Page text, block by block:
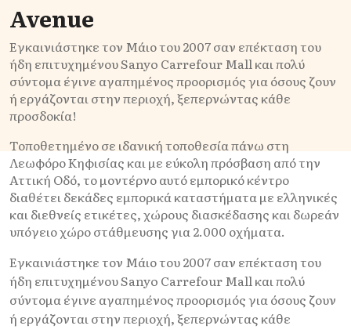
Avenue
Εγκαινιάστηκε τον Μάιο του 2007 σαν επέκταση του
ήδη επιτυχημένου Sanyo Carrefour Μall και πολύ
σύντομα έγινε αγαπημένος προορισμός για όσους ζουν
ή εργάζονται στην περιοχή, ξεπερνώντας κάθε
προσδοκία!
Τοποθετημένο σε ιδανική τοποθεσία πάνω στη
Λεωφόρο Κηφισίας και με εύκολη πρόσβαση από την
Αττική Οδό, το μοντέρνο αυτό εμπορικό κέντρο
διαθέτει δεκάδες εμπορικά καταστήματα με ελληνικές
και διεθνείς ετικέτες, χώρους διασκέδασης και δωρεάν
υπόγειο χώρο στάθμευσης για 2.000 οχήματα.
Εγκαινιάστηκε τον Μάιο του 2007 σαν επέκταση του
ήδη επιτυχημένου Sanyo Carrefour Μall και πολύ
σύντομα έγινε αγαπημένος προορισμός για όσους ζουν
ή εργάζονται στην περιοχή, ξεπερνώντας κάθε